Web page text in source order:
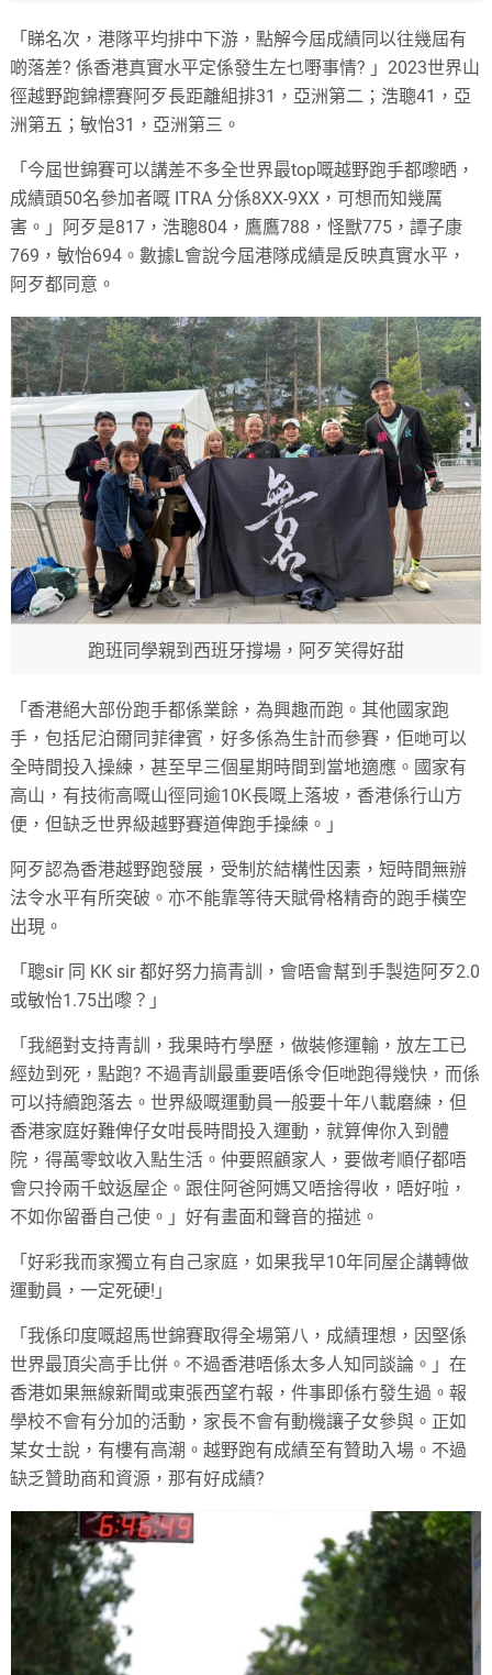
「睇名次，港隊平均排中下游，點解今屆成績同以往幾屆有
啲落差? 係香港真實水平定係發生左乜嘢事情? 」2023世界山
徑越野跑錦標賽阿歹長距離組排31，亞洲第二；浩聰41，亞
洲第五；敏怡31，亞洲第三。
「今屆世錦賽可以講差不多全世界最top嘅越野跑手都嚟晒，
成績頭50名參加者嘅 ITRA 分係8XX-9XX，可想而知幾厲
害。」阿歹是817，浩聰804，鷹鷹788，怪獸775，譚子康
769，敏怡694。數據L會說今屆港隊成績是反映真實水平，
阿歹都同意。
跑班同學親到西班牙撐場，阿歹笑得好甜
「香港絕大部份跑手都係業餘，為興趣而跑。其他國家跑
手，包括尼泊爾同菲律賓，好多係為生計而參賽，佢哋可以
全時間投入操練，甚至早三個星期時間到當地適應。國家有
高山，有技術高嘅山徑同逾10K長嘅上落坡，香港係行山方
便，但缺乏世界級越野賽道俾跑手操練。」
阿歹認為香港越野跑發展，受制於結構性因素，短時間無辦
法令水平有所突破。亦不能靠等待天賦骨格精奇的跑手橫空
出現。
「聰sir 同 KK sir 都好努力搞青訓，會唔會幫到手製造阿歹2.0
或敏怡1.75出嚟？」
「我絕對支持青訓，我果時冇學歷，做裝修運輸，放左工已
經攰到死，點跑? 不過青訓最重要唔係令佢哋跑得幾快，而係
可以持續跑落去。世界級嘅運動員一般要十年八載磨練，但
香港家庭好難俾仔女咁長時間投入運動，就算俾你入到體
院，得萬零蚊收入點生活。仲要照顧家人，要做考順仔都唔
會只拎兩千蚊返屋企。跟住阿爸阿媽又唔捨得收，唔好啦，
不如你留番自己使。」好有畫面和聲音的描述。
「好彩我而家獨立有自己家庭，如果我早10年同屋企講轉做
運動員，一定死硬!」
「我係印度嘅超馬世錦賽取得全場第八，成績理想，因堅係
世界最頂尖高手比併。不過香港唔係太多人知同談論。」在
香港如果無線新聞或東張西望冇報，件事即係冇發生過。報
學校不會有分加的活動，家長不會有動機讓子女參與。正如
某女士說，有樓有高潮。越野跑有成績至有贊助入場。不過
缺乏贊助商和資源，那有好成績?